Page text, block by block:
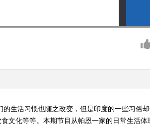
生活习惯也随之改变，但是印度的一些习俗
文化等等。本期节目从帕恩一家的日常生活